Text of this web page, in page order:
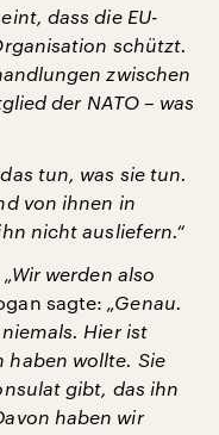
dass die EU-
schützt.
zwischen
der NATO – was
tun, was sie tun.
von ihnen in
nicht ausliefern.“
„Wir werden also
sagte: „Genau.
Hier ist
haben wollte. Sie
gibt, das ihn
haben wir